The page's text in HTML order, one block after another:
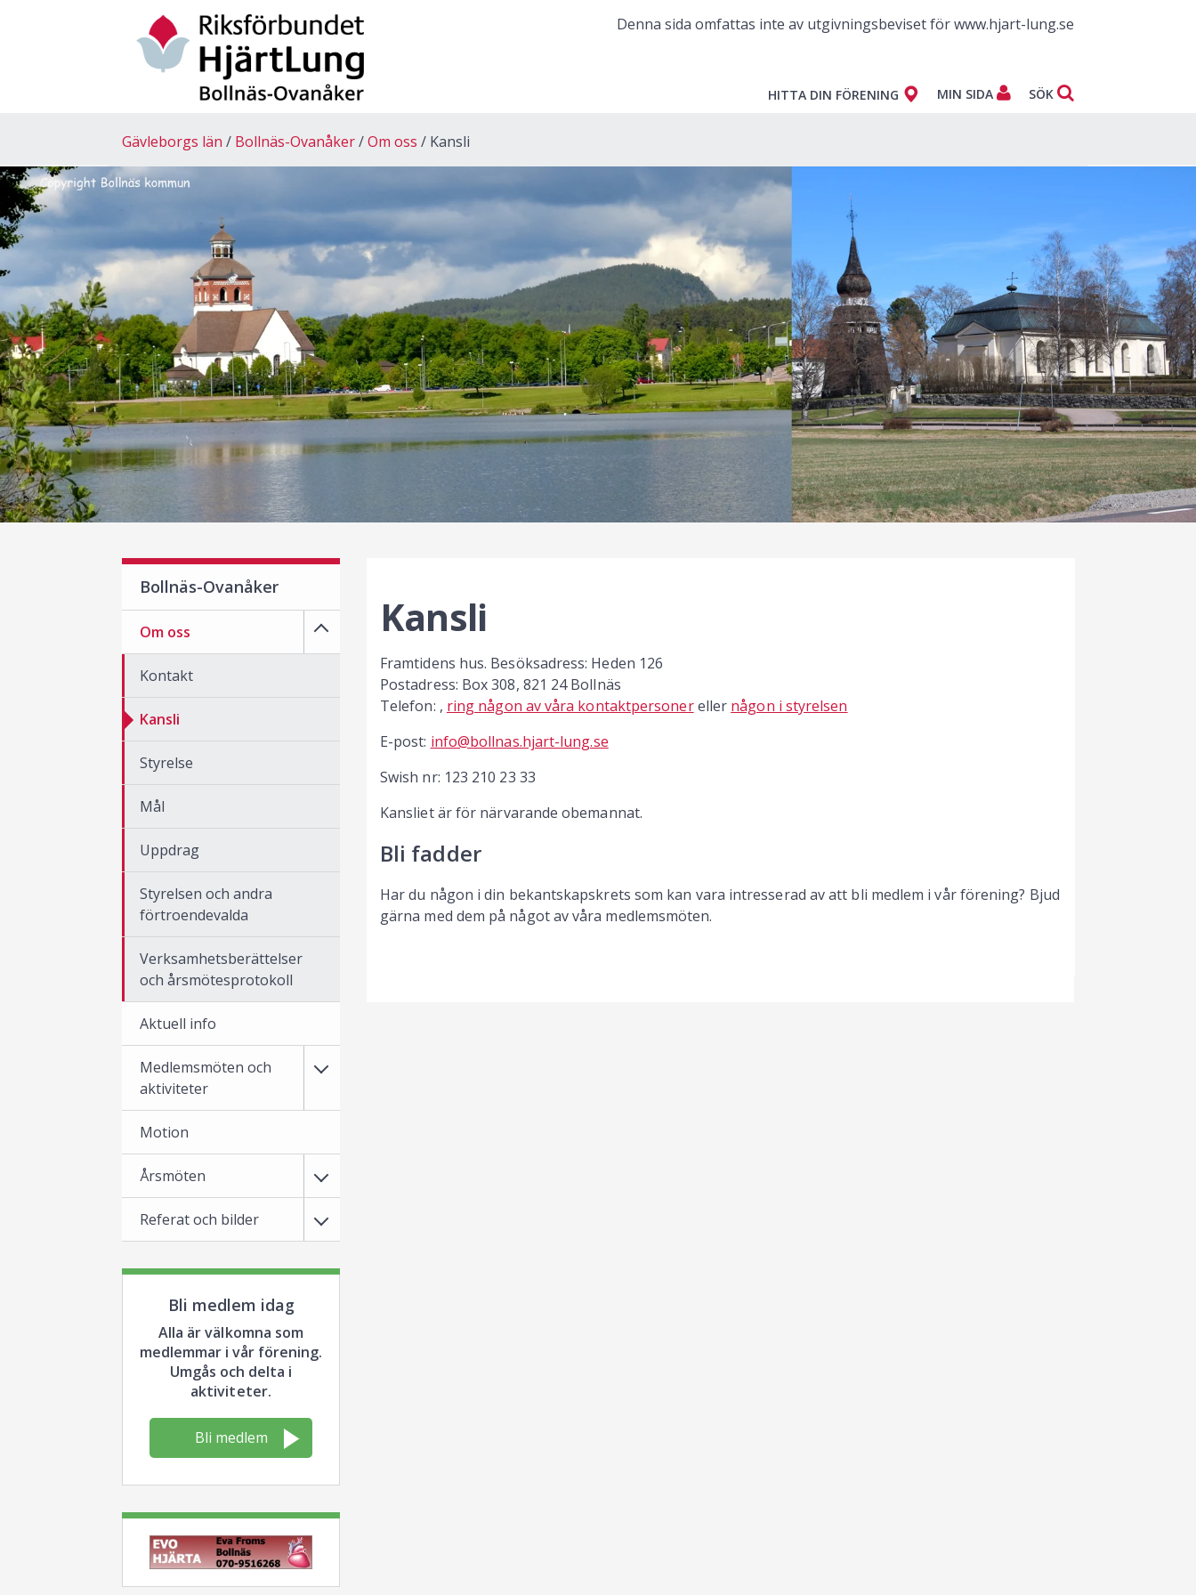
Denna sida omfattas inte av utgivningsbeviset för www.hjart-lung.se
HITTA DIN FÖRENING MIN SIDA SÖK
Gävleborgs län Bollnäs-Ovanåker Om oss Kansli
Kansli
Framtidens hus. Besöksadress: Heden 126
Postadress: Box 308, 821 24 Bollnäs
Telefon: , ring någon av våra kontaktpersonereller någon i styrelsen
E-post: info@bollnas.hjart-lung.se
Swish nr: 123 210 23 33
Kansliet är för närvarande obemannat.
Bli fadder
Har du någon i din bekantskapskrets som kan vara intresserad av att bli medlem i vår förening? Bjud
gärna med dem på något av våra medlemsmöten.
Bollnäs-Ovanåker
Om oss
Kontakt
Kansli
Styrelse
Mål
Uppdrag
Styrelsen och andra
förtroendevalda
Verksamhetsberättelser
och årsmötesprotokoll
Aktuell info
Medlemsmöten och
aktiviteter
Motion
Årsmöten
Referat och bilder
Bli medlem idag
Alla är välkomna som
medlemmar i vår förening.
Umgås och delta i
aktiviteter.
Bli medlem